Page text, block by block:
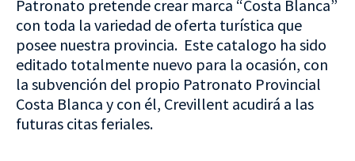
Patronato pretende crear marca “Costa Blanca”
con toda la variedad de oferta turística que
posee nuestra provincia. Este catalogo ha sido
editado totalmente nuevo para la ocasión, con
la subvención del propio Patronato Provincial
Costa Blanca y con él, Crevillent acudirá a las
futuras citas feriales.